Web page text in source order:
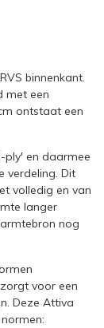
binnenkant.
met een
ontstaat een
ply' en daarmee
verdeling. Dit
volledig en van
langer
nog
voor een
Deze Attiva